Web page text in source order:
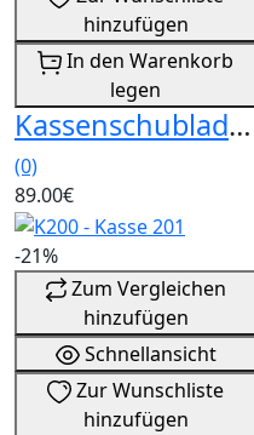
hinzufügen
legen
Kassenschublade Standard
(0)
89.00€
-21%
Zum Vergleichen
hinzufügen
Schnellansicht
Zur Wunschliste
hinzufügen